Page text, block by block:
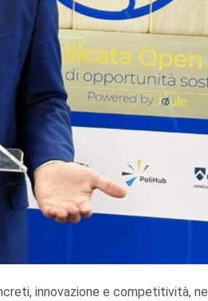
innovazione e competitività, ne